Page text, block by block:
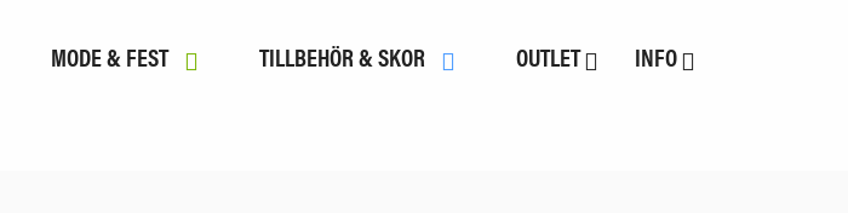
MODE & FEST TILLBEHÖR & SKOR OUTLET INFO